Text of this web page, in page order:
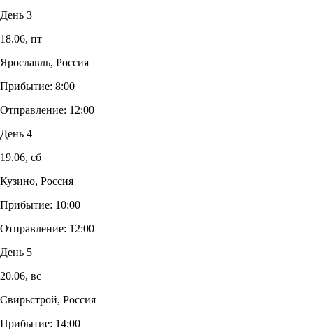
День 3
18.06, пт
Ярославль, Россия
Прибытие: 8:00
Отправление: 12:00
День 4
19.06, сб
Кузино, Россия
Прибытие: 10:00
Отправление: 12:00
День 5
20.06, вс
Свирьстрой, Россия
Прибытие: 14:00